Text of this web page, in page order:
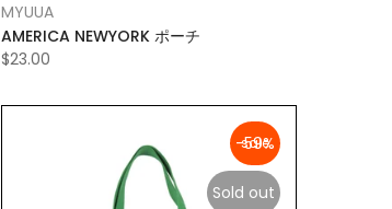
MYUUA
AMERICA NEWYORK ポーチ
$23.00
-59%
Sold out